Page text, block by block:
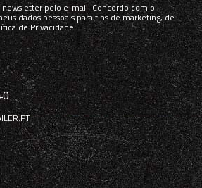
newsletter pelo e-mail. Concordo com o
dados pessoais para fins de marketing, de
de Privacidade